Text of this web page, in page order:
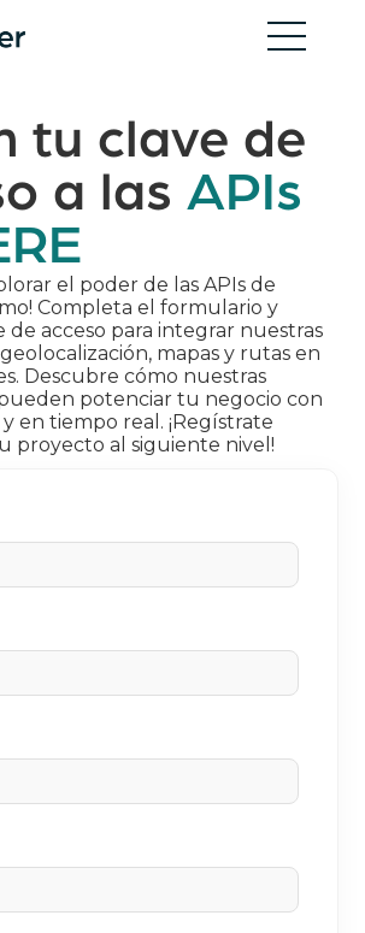
tu clave de
a lasAPIs
el poder de las APIs de
Completa el formulario y
acceso para integrar nuestras
mapas y rutas en
Descubre cómo nuestras
potenciar tu negocio con
en tiempo real. ¡Regístrate
proyecto al siguiente nivel!